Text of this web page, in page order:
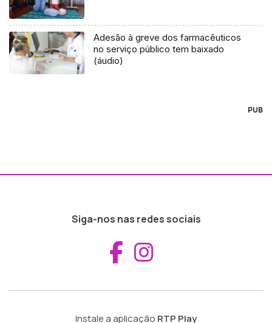
Adesão à greve dos farmacêuticos
no serviço público tem baixado
(áudio)
PUB
Siga-nos nas redes sociais
Aceder ao
Instale a aplicação RTP Play